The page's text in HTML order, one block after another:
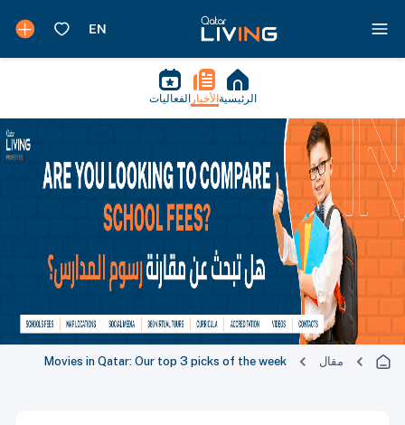
الرئيسية الأخبار الفعاليات
مقال Movies in Qatar: Our top 3 picks of the week